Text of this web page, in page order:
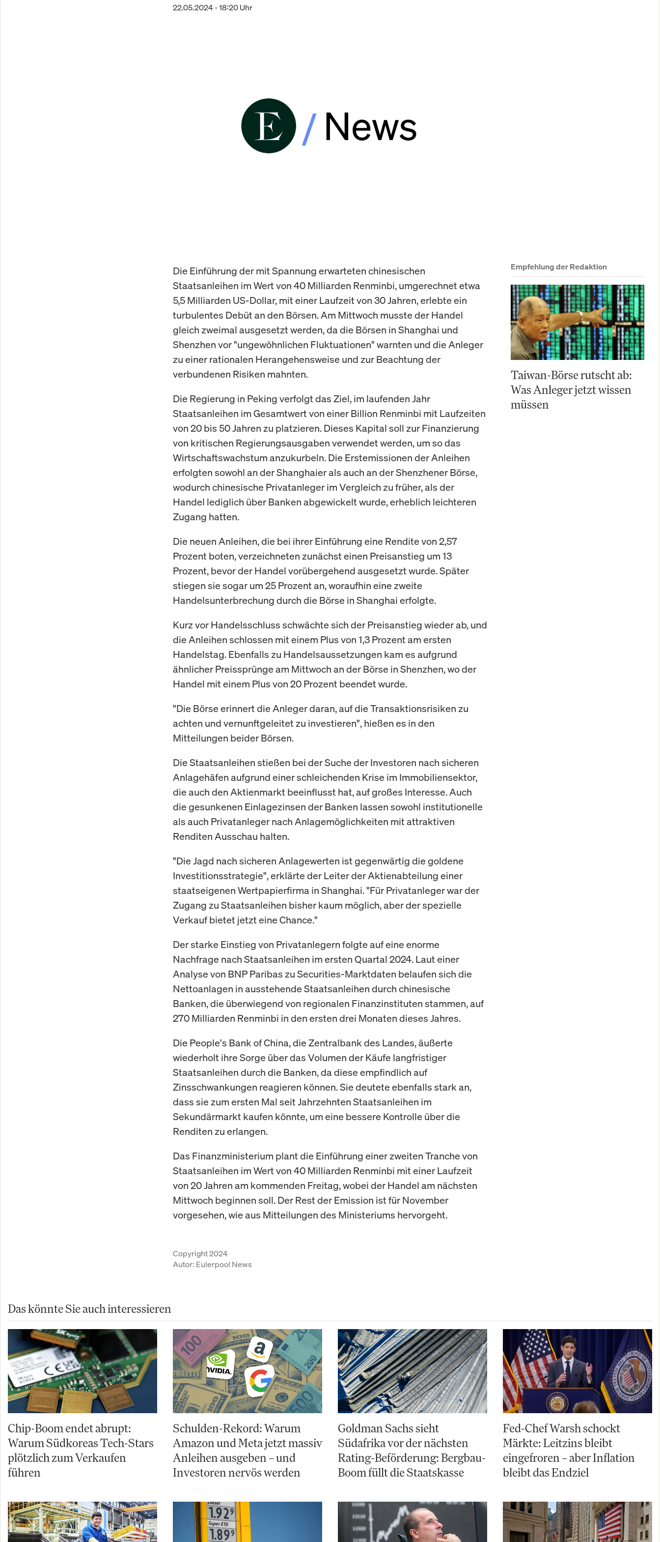
22.05.2024 - 18:20 Uhr
Die Einführung der mit Spannung erwarteten chinesischen
Staatsanleihen im Wert von 40 Milliarden Renminbi, umgerechnet etwa
5,5 Milliarden US-Dollar, mit einer Laufzeit von 30 Jahren, erlebte ein
turbulentes Debüt an den Börsen. Am Mittwoch musste der Handel
gleich zweimal ausgesetzt werden, da die Börsen in Shanghai und
Shenzhen vor "ungewöhnlichen Fluktuationen" warnten und die Anleger
zu einer rationalen Herangehensweise und zur Beachtung der
verbundenen Risiken mahnten.
Die Regierung in Peking verfolgt das Ziel, im laufenden Jahr
Staatsanleihen im Gesamtwert von einer Billion Renminbi mit Laufzeiten
von 20 bis 50 Jahren zu platzieren. Dieses Kapital soll zur Finanzierung
von kritischen Regierungsausgaben verwendet werden, um so das
Wirtschaftswachstum anzukurbeln. Die Erstemissionen der Anleihen
erfolgten sowohl an der Shanghaier als auch an der Shenzhener Börse,
wodurch chinesische Privatanleger im Vergleich zu früher, als der
Handel lediglich über Banken abgewickelt wurde, erheblich leichteren
Zugang hatten.
Die neuen Anleihen, die bei ihrer Einführung eine Rendite von 2,57
Prozent boten, verzeichneten zunächst einen Preisanstieg um 13
Prozent, bevor der Handel vorübergehend ausgesetzt wurde. Später
stiegen sie sogar um 25 Prozent an, woraufhin eine zweite
Handelsunterbrechung durch die Börse in Shanghai erfolgte.
Kurz vor Handelsschluss schwächte sich der Preisanstieg wieder ab, und
die Anleihen schlossen mit einem Plus von 1,3 Prozent am ersten
Handelstag. Ebenfalls zu Handelsaussetzungen kam es aufgrund
ähnlicher Preissprünge am Mittwoch an der Börse in Shenzhen, wo der
Handel mit einem Plus von 20 Prozent beendet wurde.
"Die Börse erinnert die Anleger daran, auf die Transaktionsrisiken zu
achten und vernunftgeleitet zu investieren", hießen es in den
Mitteilungen beider Börsen.
Die Staatsanleihen stießen bei der Suche der Investoren nach sicheren
Anlagehäfen aufgrund einer schleichenden Krise im Immobiliensektor,
die auch den Aktienmarkt beeinflusst hat, auf großes Interesse. Auch
die gesunkenen Einlagezinsen der Banken lassen sowohl institutionelle
als auch Privatanleger nach Anlagemöglichkeiten mit attraktiven
Renditen Ausschau halten.
"Die Jagd nach sicheren Anlagewerten ist gegenwärtig die goldene
Investitionsstrategie", erklärte der Leiter der Aktienabteilung einer
staatseigenen Wertpapierfirma in Shanghai. "Für Privatanleger war der
Zugang zu Staatsanleihen bisher kaum möglich, aber der spezielle
Verkauf bietet jetzt eine Chance."
Der starke Einstieg von Privatanlegern folgte auf eine enorme
Nachfrage nach Staatsanleihen im ersten Quartal 2024. Laut einer
Analyse von BNP Paribas zu Securities-Marktdaten belaufen sich die
Nettoanlagen in ausstehende Staatsanleihen durch chinesische
Banken, die überwiegend von regionalen Finanzinstituten stammen, auf
270 Milliarden Renminbi in den ersten drei Monaten dieses Jahres.
Die People's Bank of China, die Zentralbank des Landes, äußerte
wiederholt ihre Sorge über das Volumen der Käufe langfristiger
Staatsanleihen durch die Banken, da diese empfindlich auf
Zinsschwankungen reagieren können. Sie deutete ebenfalls stark an,
dass sie zum ersten Mal seit Jahrzehnten Staatsanleihen im
Sekundärmarkt kaufen könnte, um eine bessere Kontrolle über die
Renditen zu erlangen.
Das Finanzministerium plant die Einführung einer zweiten Tranche von
Staatsanleihen im Wert von 40 Milliarden Renminbi mit einer Laufzeit
von 20 Jahren am kommenden Freitag, wobei der Handel am nächsten
Mittwoch beginnen soll. Der Rest der Emission ist für November
vorgesehen, wie aus Mitteilungen des Ministeriums hervorgeht.
Copyright 2024
Autor: Eulerpool News
Empfehlung der Redaktion
Taiwan-Börse rutscht ab:
Was Anleger jetzt wissen
müssen
Das könnte Sie auch interessieren
Chip-Boom endet abrupt:
Warum Südkoreas Tech-Stars
plötzlich zum Verkaufen
führen
Schulden-Rekord: Warum
Amazon und Meta jetzt massiv
Anleihen ausgeben – und
Investoren nervös werden
Goldman Sachs sieht
Südafrika vor der nächsten
Rating-Beförderung: Bergbau-
Boom füllt die Staatskasse
Fed-Chef Warsh schockt
Märkte: Leitzins bleibt
eingefroren – aber Inflation
bleibt das Endziel